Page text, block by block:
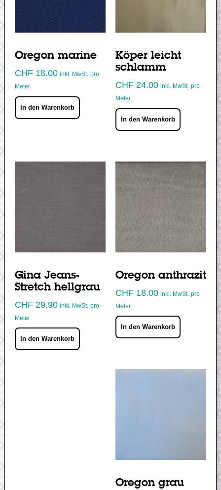
Oregon marine
CHF18.00 inkl. MwSt. pro
Meter
In den Warenkorb
Köper leicht
schlamm
CHF24.00 inkl. MwSt. pro
Meter
In den Warenkorb
Gina Jeans-
Stretch hellgrau
CHF29.90 inkl. MwSt. pro
Meter
In den Warenkorb
Oregon anthrazit
CHF18.00 inkl. MwSt. pro
Meter
In den Warenkorb
Oregon grau